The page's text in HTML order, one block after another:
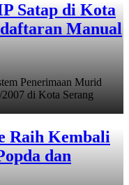
Satap di Kota
Manual
Penerimaan Murid
di Kota Serang
Raih Kembali
dan